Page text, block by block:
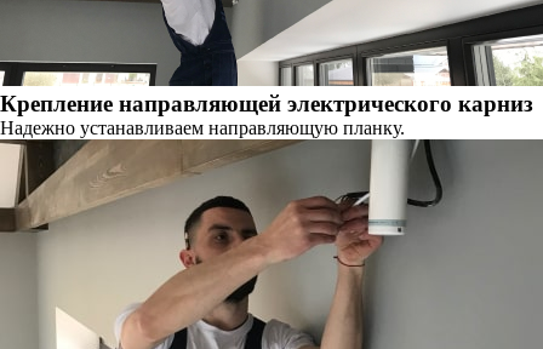
Крепление направляющей электрического карниз
Надежно устанавливаем направляющую планку.